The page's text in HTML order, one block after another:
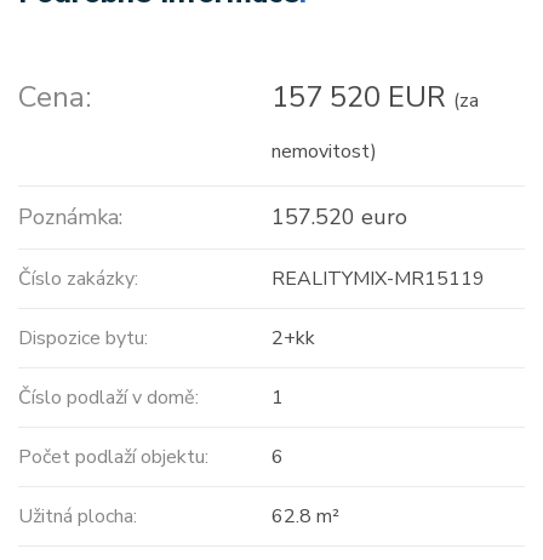
Cena: 157 520 EUR (za
nemovitost)
Poznámka: 157.520 euro
Číslo zakázky: REALITYMIX-MR15119
Dispozice bytu: 2+kk
Číslo podlaží v domě: 1
Počet podlaží objektu: 6
Užitná plocha: 62.8 m²